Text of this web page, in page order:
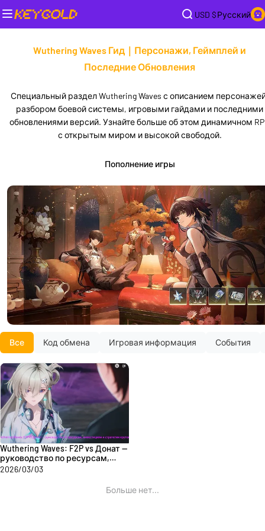
USD $Русский
Wuthering Waves Гид｜Персонажи, Геймплей и
Последние Обновления
Специальный раздел Wuthering Waves с описанием
разбором боевой системы, игровыми гайдами и последними
обновлениями версий. Узнайте больше об этом динамичном
с открытым миром и высокой свободой.
Пополнение игры
Все Код обмена Игровая информация События
Wuthering Waves: F2P vs Донат —
руководство по ресурсам,
инвестициям и стратегии
2026/03/03
Больше нет...